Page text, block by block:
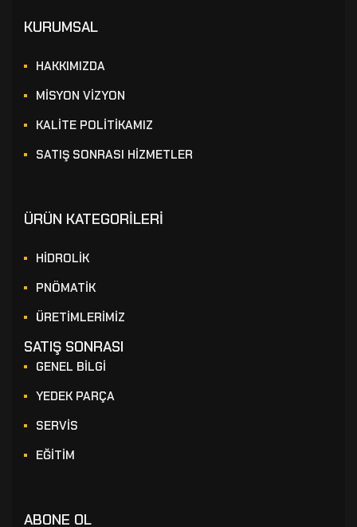
KURUMSAL
HAKKIMIZDA
MİSYON VİZYON
KALİTE POLİTİKAMIZ
SATIŞ SONRASI HİZMETLER
ÜRÜN KATEGORİLERİ
HİDROLİK
PNÖMATİK
ÜRETİMLERİMİZ
SATIŞ SONRASI
GENEL BİLGİ
YEDEK PARÇA
SERVİS
EĞİTİM
ABONE OL